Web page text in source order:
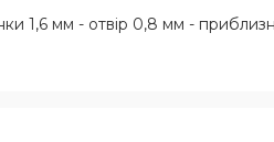
1,6 мм - отвір 0,8 мм -